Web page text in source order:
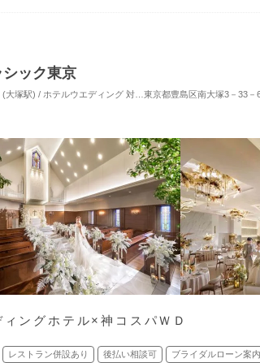
ック東京
大塚駅) / ホテルウエディング 対応人数: 着席：2名 ～ 180名 挙
東京都豊島区南大塚3－33－
ングホテル×神コスパＷＤ
レストラン併設あり 後払い相談可 ブライダルローン案